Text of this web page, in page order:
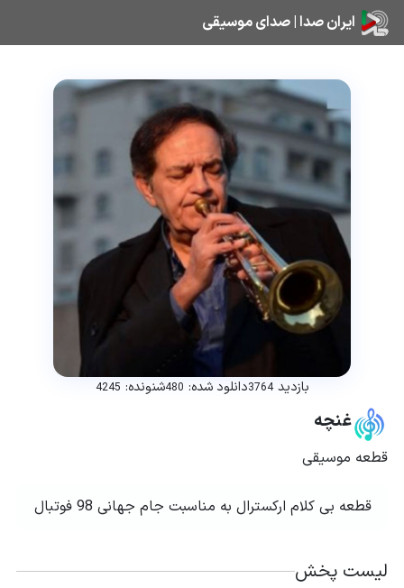
ایران صدا | صدای موسیقی
بازدید 3764دانلود شده: 480شنونده: 4245
غنچه
قطعه موسیقی
قطعه بی کلام ارکسترال به‌ مناسبت جام جهانی 98 فوتبال
لیست پخش